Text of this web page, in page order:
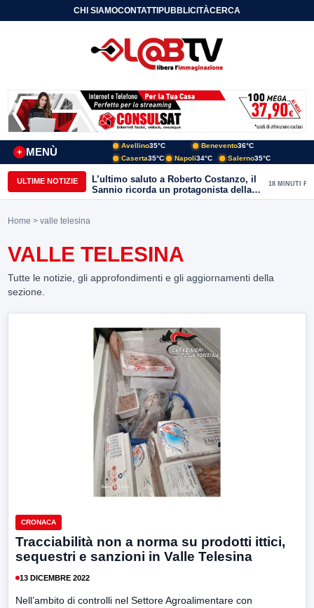
CHI SIAMOCONTATTIPUBBLICITÀCERCA
MENÙ
+
Avellino35°C Benevento36°C
Caserta35°C Napoli34°C Salerno35°C
ULTIME NOTIZIE
L’ultimo saluto a Roberto Costanzo, il
Sannio ricorda un protagonista della
politica e delle aree interne
18 MINUTI FA
Home > valle telesina
VALLE TELESINA
Tutte le notizie, gli approfondimenti e gli aggiornamenti della
sezione.
CRONACA
Tracciabilità non a norma su prodotti ittici,
sequestri e sanzioni in Valle Telesina
13 DICEMBRE 2022
Nell’ambito di controlli nel Settore Agroalimentare con